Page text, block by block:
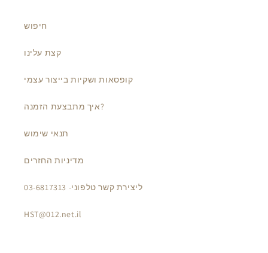
חיפוש
קצת עלינו
קופסאות ושקיות בייצור עצמי
איך מתבצעת הזמנה?
תנאי שימוש
מדיניות החזרים
ליצירת קשר טלפוני- 03-6817313
HST@012.net.il